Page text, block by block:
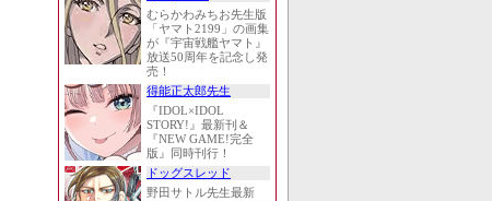
むらかわみちお先生版
「ヤマト2199」の画集
が『宇宙戦艦ヤマト』
放送50周年を記念し発
売！
得能正太郎先生
『IDOL×IDOL
STORY!』最新刊＆
『NEW GAME!完全
版』同時刊行！
ドッグスレッド
野田サトル先生最新